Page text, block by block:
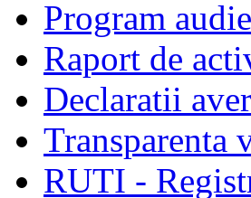
Program
Raport de
Declaratii
Transparenta
RUTI -